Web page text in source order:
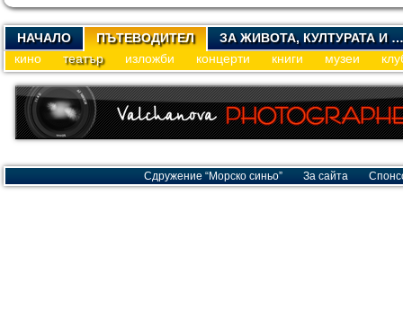
НАЧАЛО ПЪТЕВОДИТЕЛ
ЗА ЖИВОТА, КУЛТУРАТА И …
кино
театър изложби концерти книги музеи
Сдружение “Морско синьо” За сайта